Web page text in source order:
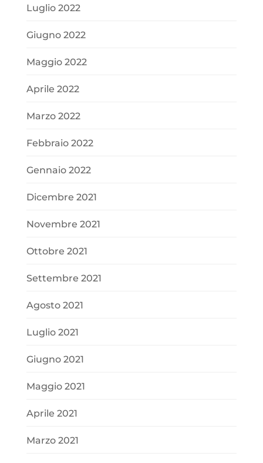
Luglio 2022
Giugno 2022
Maggio 2022
Aprile 2022
Marzo 2022
Febbraio 2022
Gennaio 2022
Dicembre 2021
Novembre 2021
Ottobre 2021
Settembre 2021
Agosto 2021
Luglio 2021
Giugno 2021
Maggio 2021
Aprile 2021
Marzo 2021